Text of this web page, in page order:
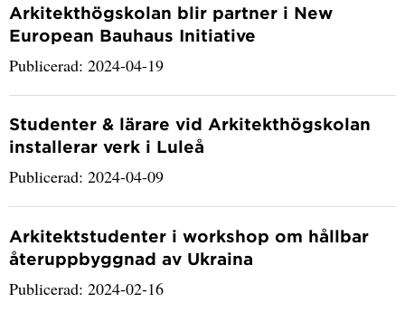
Arkitekthögskolan blir partner i New
European Bauhaus Initiative
Publicerad: 2024-04-19
Studenter & lärare vid Arkitekthögskolan
installerar verk i Luleå
Publicerad: 2024-04-09
Arkitektstudenter i workshop om hållbar
återuppbyggnad av Ukraina
Publicerad: 2024-02-16